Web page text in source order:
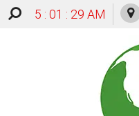
5 : 01 : 30 AM